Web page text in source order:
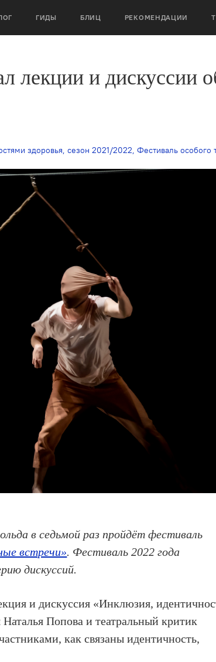
ГИДЫ БЛИЦ РЕКОМЕНДАЦИИ
лекции и дискуссии
здоровья, сезон 2021/2022, Фестиваль особого театра
в седьмой раз пройдёт фестиваль
встречи». Фестиваль 2022 года
дискуссий.
и дискуссия «Инклюзия,
Попова и театральный критик
как связаны идентичность,